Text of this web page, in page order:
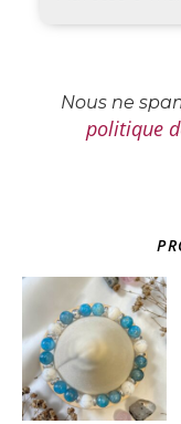
Nous ne
politique